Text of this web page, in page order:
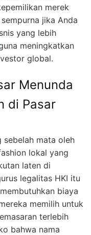
merek
jika Anda
yang lebih
meningkatkan
global.
Menunda
di Pasar
sebelah mata oleh
lokal yang
laten di
legalitas HKI itu
biaya
memilih untuk
terlebih
bahwa nama